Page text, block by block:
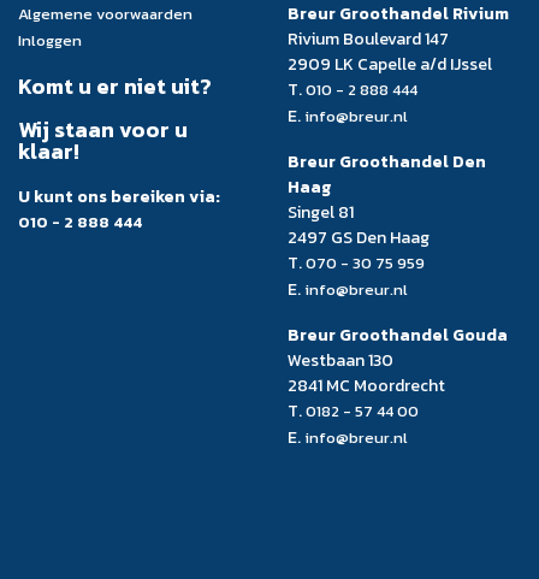
Algemene voorwaarden
Inloggen
Komt u er niet uit?
Wij staan voor u
klaar!
U kunt ons bereiken via:
010 - 2 888 444
Breur Groothandel Rivium
Rivium Boulevard 147
2909 LK Capelle a/d IJssel
T.010 - 2 888 444
E. info@breur.nl
Breur Groothandel Den
Haag
Singel 81
2497 GS Den Haag
T.070 - 30 75 959
E. info@breur.nl
Breur Groothandel Gouda
Westbaan 130
2841 MC Moordrecht
T.0182 - 57 44 00
E. info@breur.nl